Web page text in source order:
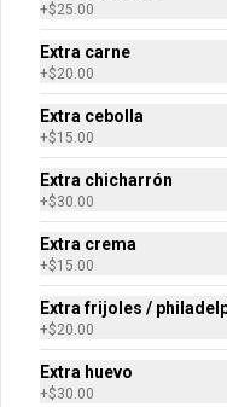
+$25.00
Extra carne
+$20.00
Extra cebolla
+$15.00
Extra chicharrón
+$30.00
Extra crema
+$15.00
Extra frijoles /
+$20.00
Extra huevo
+$30.00